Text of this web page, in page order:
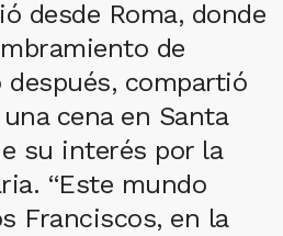
desde Roma, donde
de
después, compartió
cena en Santa
su interés por la
“Este mundo
Franciscos, en la